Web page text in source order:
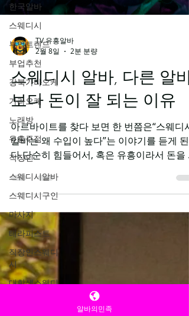
한국알바
스웨디시
부업트렌드
부업추천
강북가라오케
가라오케
노래방
유흥주점
직장인
스웨디시알바
스웨디시구인
마사지
테라피스트
직장인스웨디
시
대학생스웨디
TV 유흥알바
2월 8일
2분 분량
스웨디시 알바, 다른 알바
보다 돈이 잘 되는 이유
아르바이트를 찾다 보면 한 번쯤은“스웨디시
알바는 왜 수입이 높다”는 이야기를 듣게 된
준다는 인식도 있지만실제 이유는 그보다 훨
씬 구조적인 차이 에 가깝다. 여기서는 광고
표현이 아닌, 실제 근무 구조와 수입 방식 기
으로 정리해본다. 스웨디시 알바 시급 개념이
아니라 ‘관리 단가’ 구조 일반 알바는 대부분
시간당 시급 으로 계산된다.아무리 오래 일해
도 시급 자체는 크게 변하지 않는다. 반면 스
디시 알바는✔ 관리 1건당 단가 ✔ 혹은 시간
알바의민족